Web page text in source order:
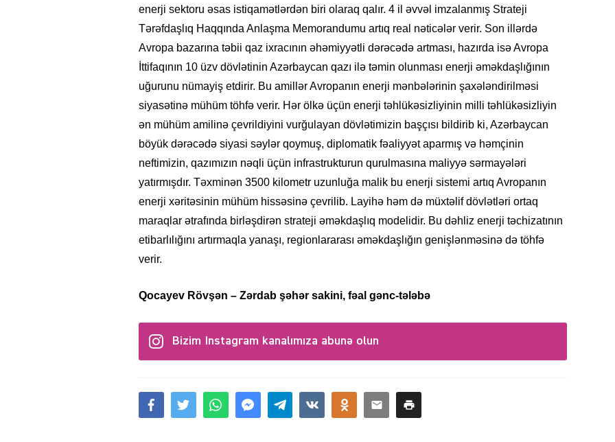
enerji sektoru əsas istiqamətlərdən biri olaraq qalır. 4 il əvvəl imzalanmış Strateji
Tərəfdaşlıq Haqqında Anlaşma Memorandumu artıq real nəticələr verir. Son illərdə
Avropa bazarına təbii qaz ixracının əhəmiyyətli dərəcədə artması, hazırda isə Avropa
İttifaqının 10 üzv dövlətinin Azərbaycan qazı ilə təmin olunması enerji əməkdaşlığının
uğurunu nümayiş etdirir. Bu amillər Avropanın enerji mənbələrinin şaxələndirilməsi
siyasətinə mühüm töhfə verir. Hər ölkə üçün enerji təhlükəsizliyinin milli təhlükəsizliyin
ən mühüm amilinə çevrildiyini vurğulayan dövlətimizin başçısı bildirib ki, Azərbaycan
böyük dərəcədə siyasi səylər qoymuş, diplomatik fəaliyyət aparmış və həmçinin
neftimizin, qazımızın nəqli üçün infrastrukturun qurulmasına maliyyə sərmayələri
yatırmışdır. Təxminən 3500 kilometr uzunluğa malik bu enerji sistemi artıq Avropanın
enerji xəritəsinin mühüm hissəsinə çevrilib. Layihə həm də müxtəlif dövlətləri ortaq
maraqlar ətrafında birləşdirən strateji əməkdaşlıq modelidir. Bu dəhliz enerji təchizatının
etibarlılığını artırmaqla yanaşı, regionlararası əməkdaşlığın genişlənməsinə də töhfə
verir.
Qocayev Rövşən – Zərdab şəhər sakini, fəal gənc-tələbə
Bizim Instagram kanalımıza abunə olun